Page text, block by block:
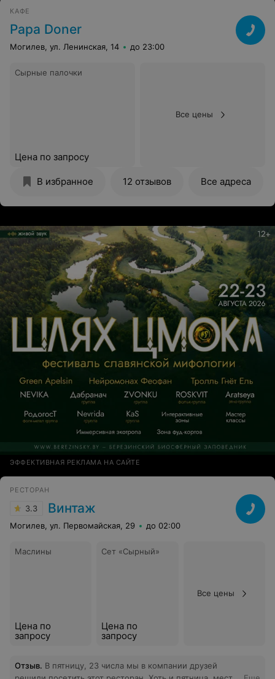
КАФЕ
Papa Doner
Могилев, ул. Ленинская, 14 до 23:00
Сырные палочки
Цена по запросу
Все цены
В избранное 12 отзывов Все адреса
ЭФФЕКТИВНАЯ РЕКЛАМА НА САЙТЕ
РЕСТОРАН
3.3 Винтаж
Могилев, ул. Первомайская, 29 до 02:00
Маслины
Цена по
запросу
Сет «Сырный»
Цена по
запросу
Все цены
Отзыв. В пятницу, 23 числа мы в компании друзей